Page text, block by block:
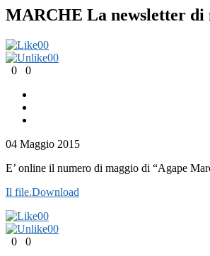
MARCHE La newsletter di
00
00
0
0
04 Maggio 2015
E’ online il numero di maggio di “Agape
Il file.Download
00
00
0
0